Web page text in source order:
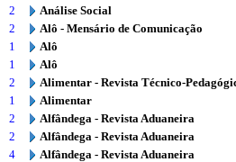
2
Análise Social
2
Alô - Mensário de Comunicação
1
Alô
1
Alô
2
Alimentar - Revista Técnico-
1
Alimentar
2
Alfândega - Revista Aduaneira
2
Alfândega - Revista Aduaneira
4
Alfândega - Revista Aduaneira